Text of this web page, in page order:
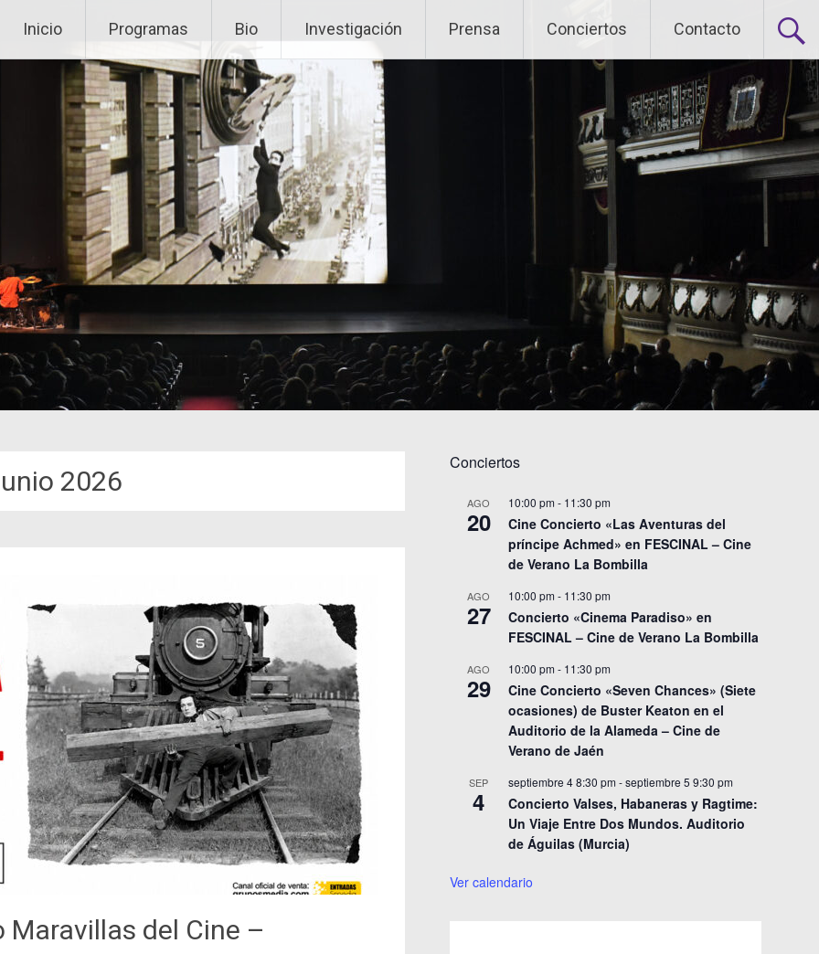
Inicio Programas Bio Investigación Prensa Conciertos Contacto
2026
del Cine –
Conciertos
AGO
20
10:00 pm - 11:30 pm
Cine Concierto «Las Aventuras del
príncipe Achmed» en FESCINAL – Cine
de Verano La Bombilla
AGO
27
10:00 pm - 11:30 pm
Concierto «Cinema Paradiso» en
FESCINAL – Cine de Verano La Bombilla
AGO
29
10:00 pm - 11:30 pm
Cine Concierto «Seven Chances» (Siete
ocasiones) de Buster Keaton en el
Auditorio de la Alameda – Cine de
Verano de Jaén
SEP
4
septiembre 4 8:30 pm -septiembre 5 9:30 pm
Concierto Valses, Habaneras y Ragtime:
Un Viaje Entre Dos Mundos. Auditorio
de Águilas (Murcia)
Ver calendario